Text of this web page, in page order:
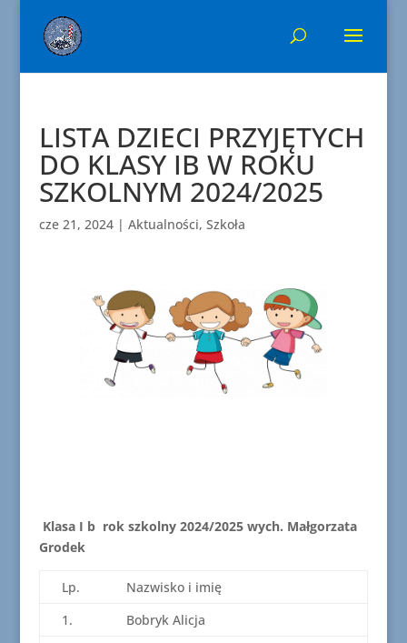
LISTA DZIECI PRZYJĘTYCH
DO KLASY IB W ROKU
SZKOLNYM 2024/2025
cze 21, 2024| Aktualności, Szkoła
Klasa I b rok szkolny 2024/2025 wych. Małgorzata
Grodek
Lp.
Nazwisko i imię
1.
Bobryk Alicja